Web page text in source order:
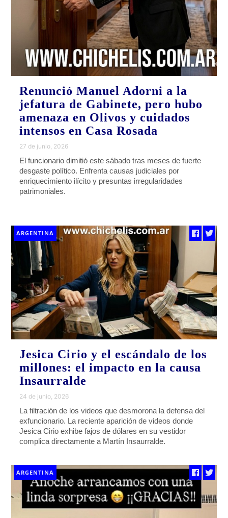
Renunció Manuel Adorni a la
jefatura de Gabinete, pero hubo
amenaza en Olivos y cuidados
intensos en Casa Rosada
27 de junio, 2026
El funcionario dimitió este sábado tras meses de fuerte
desgaste político. Enfrenta causas judiciales por
enriquecimiento ilícito y presuntas irregularidades
patrimoniales.
ARGENTINA
Jesica Cirio y el escándalo de los
millones: el impacto en la causa
Insaurralde
24 de junio, 2026
La filtración de los videos que desmorona la defensa del
exfuncionario. La reciente aparición de videos donde
Jesica Cirio exhibe fajos de dólares en su vestidor
complica directamente a Martín Insaurralde.
ARGENTINA